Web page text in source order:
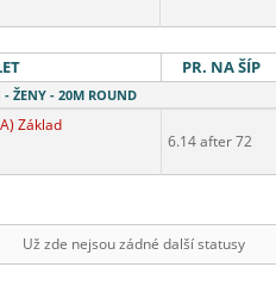
PR. NA ŠÍP
ŽENY - 20M ROUND
Základ
6.14 after 72
Už zde nejsou zádné další statusy